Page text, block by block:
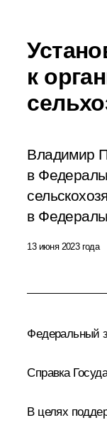
к
Владимир
в
в
13 июня 2023 года
Федеральный
Справка
В целях